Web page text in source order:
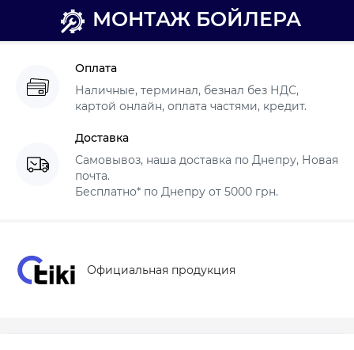
МОНТАЖ БОЙЛЕРА
Оплата
Наличные, терминал, безнал без НДС,
картой онлайн, оплата частями, кредит.
Доставка
Самовывоз, наша доставка по Днепру, Новая
почта.
Бесплатно* по Днепру от 5000 грн.
Официальная продукция